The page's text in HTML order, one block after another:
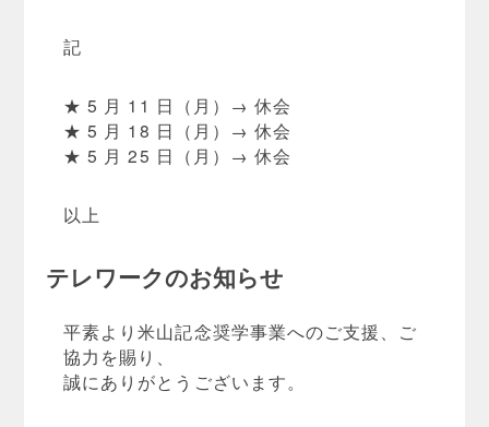
記
★ 5 月 11 日（月）→ 休会
★ 5 月 18 日（月）→ 休会
★ 5 月 25 日（月）→ 休会
以上
テレワークのお知らせ
平素より米山記念奨学事業へのご支援、ご
協力を賜り、
誠にありがとうございます。